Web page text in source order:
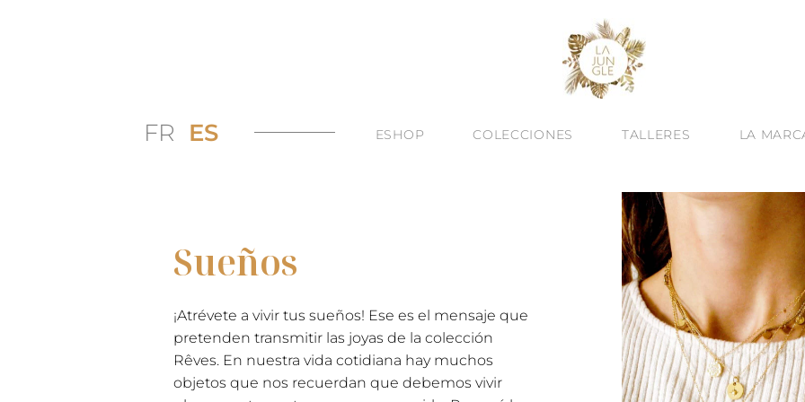
FR ES ESHOP COLECCIONES TALLERES LA
Sueños
¡Atrévete a vivir tus sueños! Ese es el mensaje que
pretenden transmitir las joyas de la colección
Rêves. En nuestra vida cotidiana hay muchos
objetos que nos recuerdan que debemos vivir